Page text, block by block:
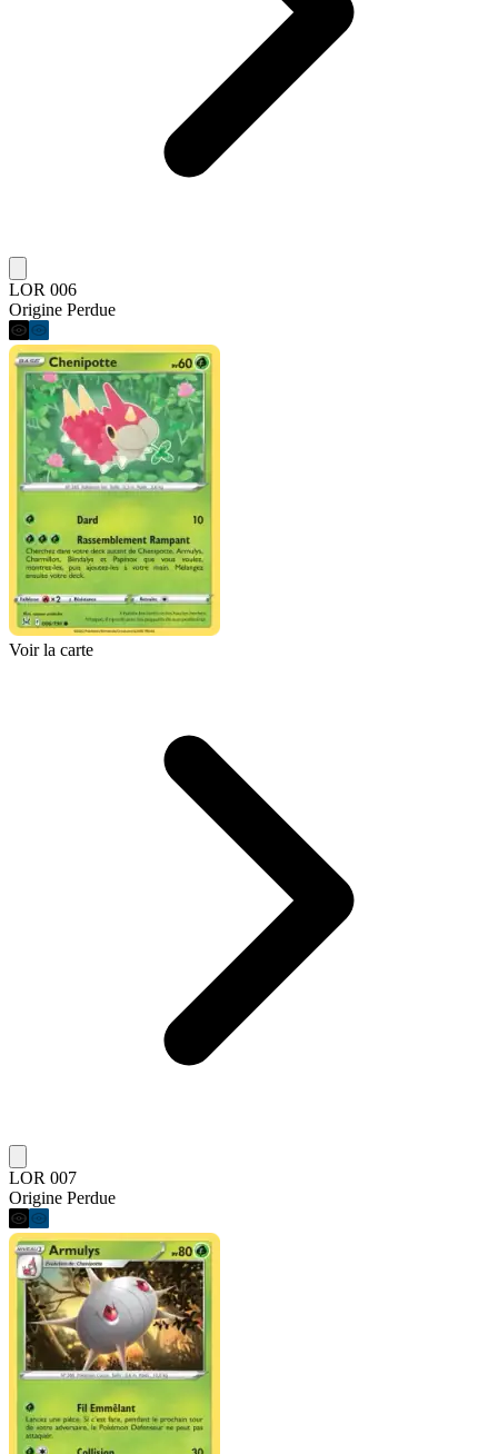
LOR 006
Origine Perdue
Voir la carte
LOR 007
Origine Perdue